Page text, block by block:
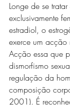
Longe de se
exclusivamente
estradiol, o
exerce um
Acção essa que
dismorfismo
regulação da
composição
2001). É